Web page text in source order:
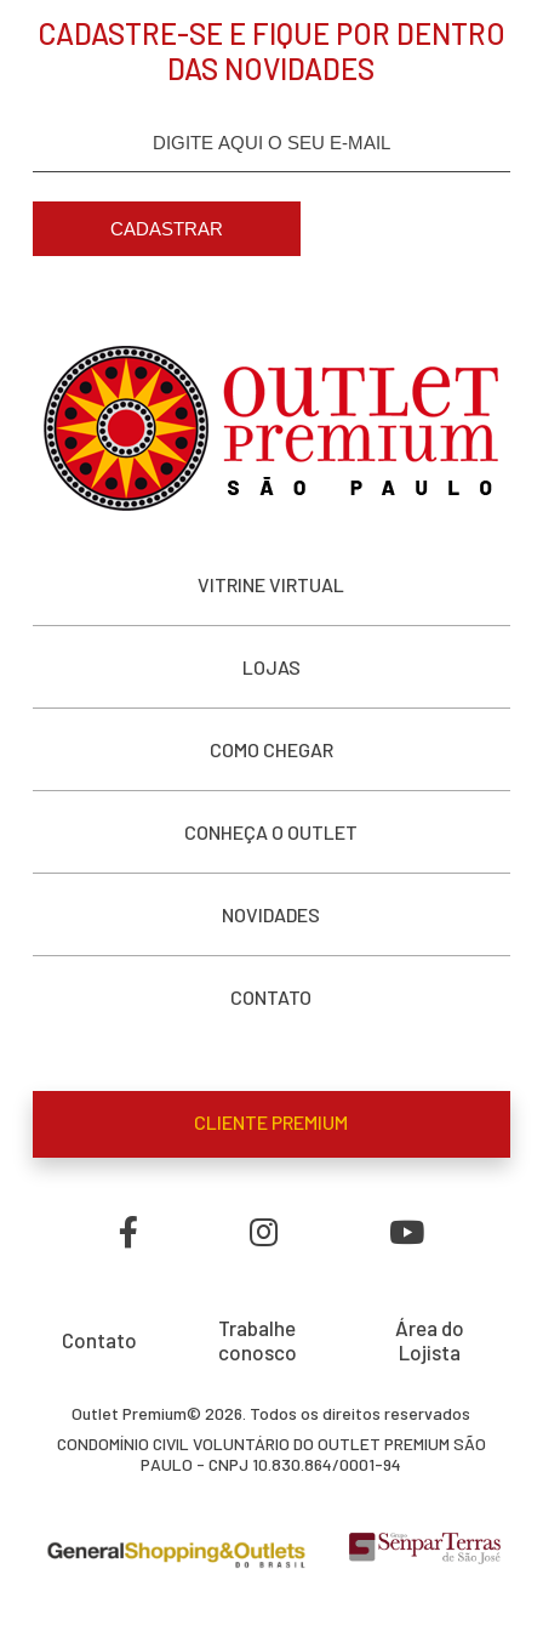
CADASTRE-SE E FIQUE POR DENTRO
DAS NOVIDADES
CADASTRAR
VITRINE VIRTUAL
LOJAS
COMO CHEGAR
CONHEÇA O OUTLET
NOVIDADES
CONTATO
CLIENTE PREMIUM
Contato
Trabalhe
conosco
Área do
Lojista
Outlet Premium© 2026. Todos os direitos reservados
CONDOMÍNIO CIVIL VOLUNTÁRIO DO OUTLET PREMIUM SÃO
PAULO - CNPJ 10.830.864/0001-94